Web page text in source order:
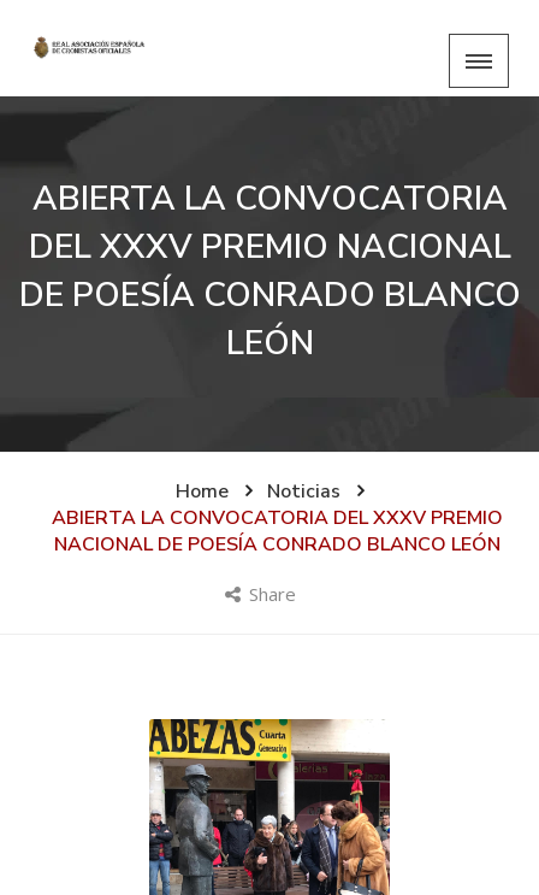
ABIERTA LA CONVOCATORIA
DEL XXXV PREMIO NACIONAL
DE POESÍA CONRADO BLANCO
LEÓN
Home
Noticias
ABIERTA LA CONVOCATORIA DEL XXXV PREMIO
NACIONAL DE POESÍA CONRADO BLANCO LEÓN
Share